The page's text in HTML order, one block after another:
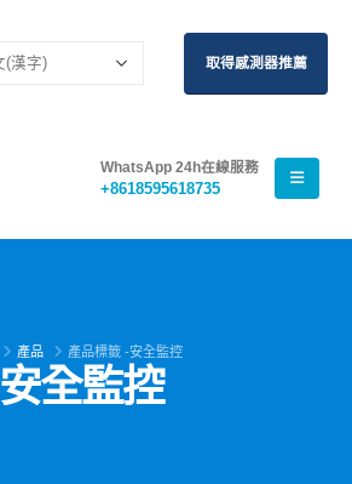
取得感測器推薦
WhatsApp 24h在線服務
+8618595618735
產品 產品標籤 -安全監控
安全監控